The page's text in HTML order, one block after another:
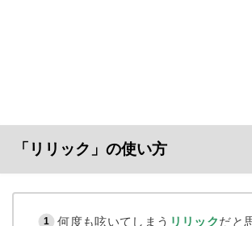
「リリック」の使い方
何度も呟いてしまう リリックだと